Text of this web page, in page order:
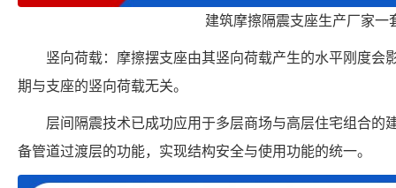
建筑摩擦隔震支座生产厂家一
竖向荷载：摩擦摆支座由其竖向荷载产生的水平刚度会
期与支座的竖向荷载无关。
层间隔震技术已成功应用于多层商场与高层住宅组合的
备管道过渡层的功能，实现结构安全与使用功能的统一。